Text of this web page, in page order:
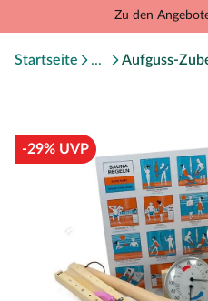
Zu den
Startseite Aufguss-
-29% UVP